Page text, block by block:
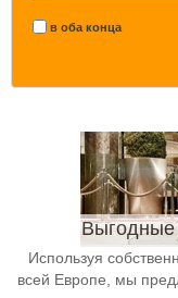
в оба конца
Выгодные
Используя
всей Европе, мы